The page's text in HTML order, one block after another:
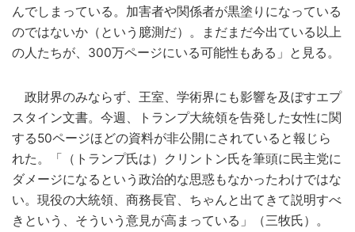
んでしまっている。加害者や関係者が黒塗りになっている
のではないか（という臆測だ）。まだまだ今出ている以上
の人たちが、300万ページにいる可能性もある」と見る。
政財界のみならず、王室、学術界にも影響を及ぼすエプ
スタイン文書。今週、トランプ大統領を告発した女性に関
する50ページほどの資料が非公開にされていると報じら
れた。「（トランプ氏は）クリントン氏を筆頭に民主党に
ダメージになるという政治的な思惑もなかったわけではな
い。現役の大統領、商務長官、ちゃんと出てきて説明すべ
きという、そういう意見が高まっている」（三牧氏）。